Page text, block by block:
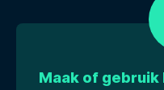
Maak of